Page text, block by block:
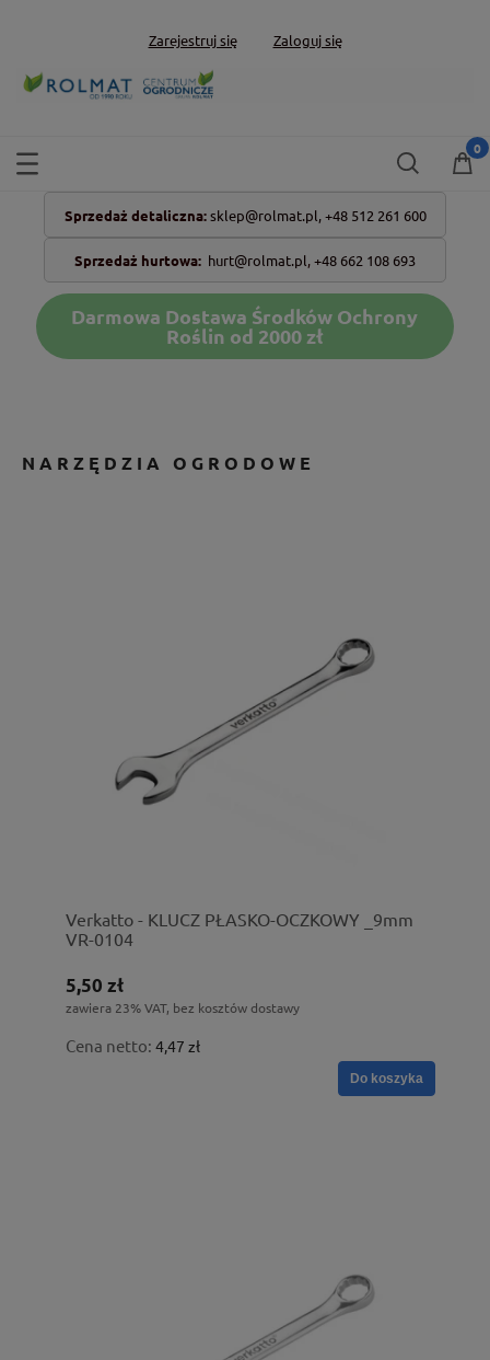
Zarejestruj się Zaloguj się
Sprzedaż detaliczna: sklep@rolmat.pl, +48 512 261 600
Sprzedaż hurtowa: hurt@rolmat.pl,+48 662 108 693
Darmowa Dostawa Środków Ochrony
Roślin od 2000 zł
NARZĘDZIA OGRODOWE
Verkatto - KLUCZ PŁASKO-OCZKOWY _9mm
VR-0104
5,50 zł
zawiera 23% VAT, bez kosztów dostawy
Cena netto: 4,47 zł
Do koszyka